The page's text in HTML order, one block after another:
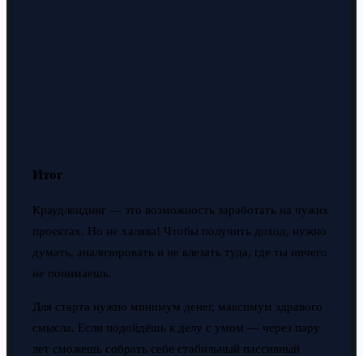
Итог
Краудлендинг — это возможность заработать на чужих
проектах. Но не халява! Чтобы получить доход, нужно
думать, анализировать и не влезать туда, где ты ничего
не понимаешь.
Для старта нужно минимум денег, максимум здравого
смысла. Если подойдёшь к делу с умом — через пару
лет сможешь собрать себе стабильный пассивный